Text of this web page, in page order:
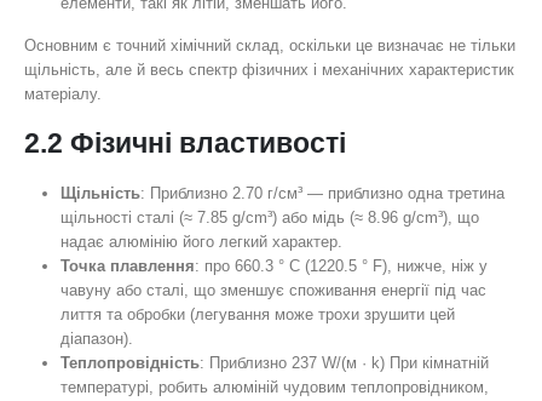
Основним є точний хімічний склад, оскільки це визначає не тільки
щільність, але й весь спектр фізичних і механічних характеристик
матеріалу.
2.2 Фізичні властивості
Щільність: Приблизно 2.70 г/см³ — приблизно одна третина
щільності сталі (≈ 7.85 g/cm³) або мідь (≈ 8.96 g/cm³), що
надає алюмінію його легкий характер.
Точка плавлення: про 660.3 ° C (1220.5 ° F), нижче, ніж у
чавуну або сталі, що зменшує споживання енергії під час
лиття та обробки (легування може трохи зрушити цей
діапазон).
Теплопровідність: Приблизно 237 W/(м · k) При кімнатній
температурі, робить алюміній чудовим теплопровідником,